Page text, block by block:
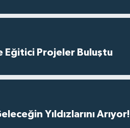
Eğitici Projeler Buluştu
Yıldızlarını Arıyor!